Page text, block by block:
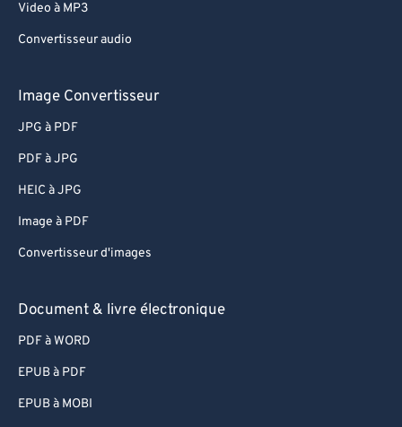
Video à MP3
Convertisseur audio
Image Convertisseur
JPG à PDF
PDF à JPG
HEIC à JPG
Image à PDF
Convertisseur d'images
Document & livre électronique
PDF à WORD
EPUB à PDF
EPUB à MOBI